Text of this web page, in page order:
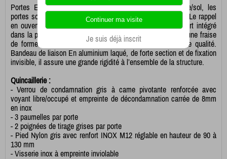
Portes Epaisseur 13mm, hauteur 1770 + 100mm de vide/sol, les
portes sont montées sur 3 paumelles nylons à insert acier. Le rappel
en ouverture ou en fermeture se fait au moyen d’un ressort intégré
dans la paumelle. Elles sont entièrement chantournées par une fraise
de forme en polycristallin de diamant pour une finition de qualité.
Bandeau de liaison En aluminium laqué, de forte section et de fixation
invisible, il assure une grande rigidité à l’ensemble de la structure.
Quincaillerie :
- Verrou de condamnation gris à came pivotante renforcée avec
voyant libre/occupé et empreinte de décondamnation carrée de 8mm
en inox
- 3 paumelles par porte
- 2 poignées de tirage grises par porte
- Pied Nylon gris avec renfort INOX M12 réglable en hauteur de 90 à
130 mm
- Visserie inox à empreinte inviolable
Je suis déjà inscrit